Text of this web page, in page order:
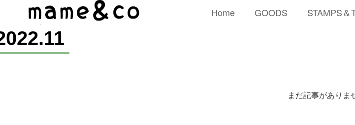
Home GOODS STAMPS＆
.11
まだ記事がありま